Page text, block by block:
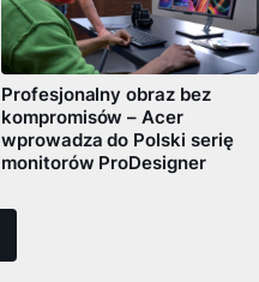
Profesjonalny obraz bez
kompromisów – Acer
wprowadza do Polski serię
monitorów ProDesigner